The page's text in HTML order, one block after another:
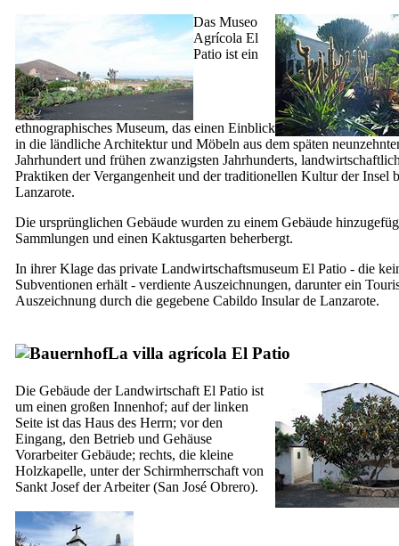
Das Museo
Agrícola El
Patio ist ein
ethnographisches Museum, das einen Einblick
in die ländliche Architektur und Möbeln aus dem späten
Jahrhundert und frühen zwanzigsten Jahrhunderts,
Praktiken der Vergangenheit und der traditionellen Kultur der Insel
Lanzarote.
Die ursprünglichen Gebäude wurden zu einem Gebäude
Sammlungen und einen Kaktusgarten beherbergt.
In ihrer Klage das private Landwirtschaftsmuseum El Patio - die
Subventionen erhält - verdiente Auszeichnungen, darunter ein
Auszeichnung durch die gegebene Cabildo Insularde Lanzarote.
La villa agrícola El Patio
Die Gebäude der Landwirtschaft El Patio ist
um einen großen Innenhof; auf der linken
Seite ist das Haus des Herrn; vor den
Eingang, den Betrieb und Gehäuse
Vorarbeiter Gebäude; rechts, die kleine
Holzkapelle, unter der Schirmherrschaft von
Sankt Josef der Arbeiter (San José Obrero).